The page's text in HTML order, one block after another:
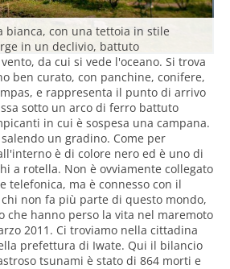
bianca, con una tettoia in stile
in un declivio, battuto
da cui si vede l'oceano. Si trova
ben curato, con panchine, conifere,
e rappresenta il punto di arrivo
sotto un arco di ferro battuto
in cui è sospesa una campana.
un gradino. Come per
è di colore nero ed è uno di
a rotella. Non è ovviamente collegato
telefonica, ma è connesso con il
non fa più parte di questo mondo,
che hanno perso la vita nel maremoto
2011. Ci troviamo nella cittadina
prefettura di Iwate. Qui il bilancio
tsunami è stato di 864 morti e